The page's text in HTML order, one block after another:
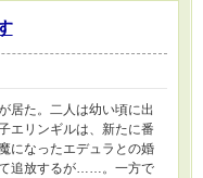
居た。二人は幼い頃に出
エリンギルは、新たに番
になったエデュラとの婚
追放するが……。一方で